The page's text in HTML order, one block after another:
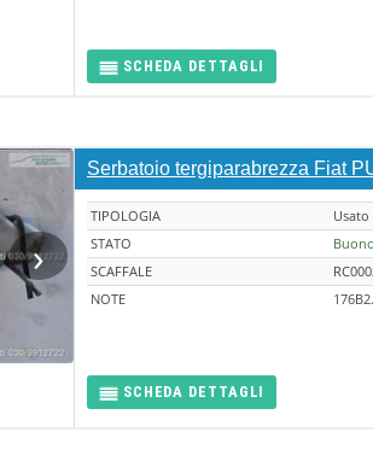
SCHEDA DETTAGLI
›
Serbatoio tergiparabrezza Fiat
TIPOLOGIA
Usato
STATO
Buono
SCAFFALE
NOTE
SCHEDA DETTAGLI